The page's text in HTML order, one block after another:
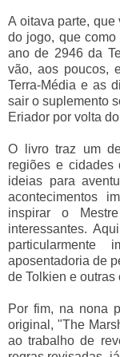
A oitava parte,
do jogo, que
ano de 2946 da
vão, aos poucos,
Terra-Média e as
sair o suplemento
Eriador por volta
O livro traz um
regiões e cidades
ideias para
acontecimentos
inspirar o
interessantes.
particularmente
aposentadoria de
de Tolkien e
Por fim, na nona
original, "The
ao trabalho de